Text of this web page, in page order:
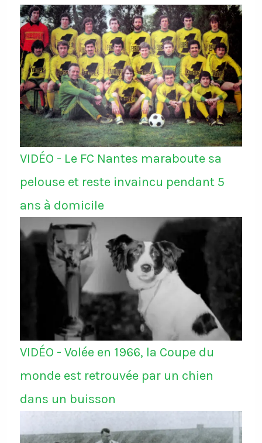
VIDÉO - Le FC Nantes maraboute sa
pelouse et reste invaincu pendant 5
ans à domicile
VIDÉO - Volée en 1966, la Coupe du
monde est retrouvée par un chien
dans un buisson